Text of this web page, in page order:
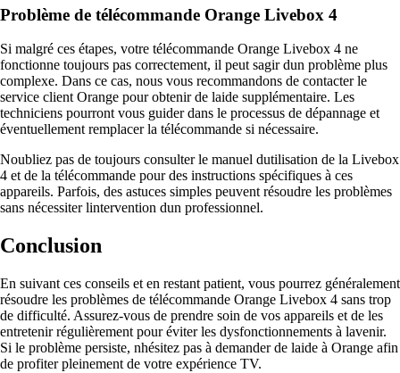
Problème de télécommande Orange Livebox 4
Si malgré ces étapes, votre télécommande Orange Livebox 4 ne
fonctionne toujours pas correctement, il peut sagir dun problème plus
complexe. Dans ce cas, nous vous recommandons de contacter le
service client Orange pour obtenir de laide supplémentaire. Les
techniciens pourront vous guider dans le processus de dépannage et
éventuellement remplacer la télécommande si nécessaire.
Noubliez pas de toujours consulter le manuel dutilisation de la Livebox
4 et de la télécommande pour des instructions spécifiques à ces
appareils. Parfois, des astuces simples peuvent résoudre les problèmes
sans nécessiter lintervention dun professionnel.
Conclusion
En suivant ces conseils et en restant patient, vous pourrez généralement
résoudre les problèmes de télécommande Orange Livebox 4 sans trop
de difficulté. Assurez-vous de prendre soin de vos appareils et de les
entretenir régulièrement pour éviter les dysfonctionnements à lavenir.
Si le problème persiste, nhésitez pas à demander de laide à Orange afin
de profiter pleinement de votre expérience TV.